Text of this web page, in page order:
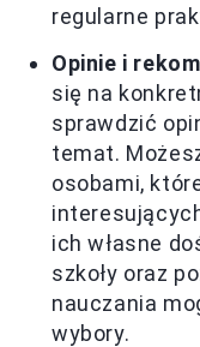
regularne
Opinie i
się na
sprawdzić
temat.
osobami,
ich własne
szkoły oraz
nauczania
wybory.